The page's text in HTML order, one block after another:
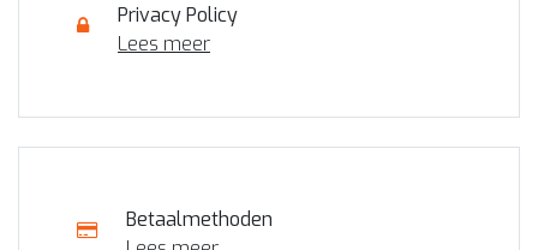
Privacy Policy
Lees meer
Betaalmethoden